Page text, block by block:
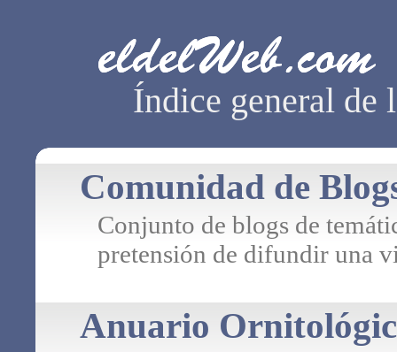
Índice general de
Comunidad de
Conjunto de blogs de
pretensión de difundir una
Anuario